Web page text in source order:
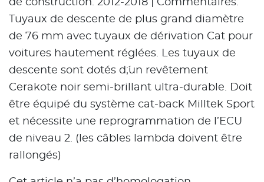
de construction: 2012-2018 | Commentaires:
Tuyaux de descente de plus grand diamètre
de 76 mm avec tuyaux de dérivation Cat pour
voitures hautement réglées. Les tuyaux de
descente sont dotés d´;un revêtement
Cerakote noir semi-brillant ultra-durable. Doit
être équipé du système cat-back Milltek Sport
et nécessite une reprogrammation de l’ECU
de niveau 2. (les câbles lambda doivent être
rallongés)